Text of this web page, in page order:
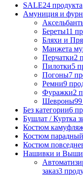
SALE24 продукта
Амуниция и
Береты11
Бляхи и
Манжета
Перчатки2
Пилотки5
Погоны7
Ремни9
Фуражки2
Шевроны
Без категории6
Бушлат / Куртка
Костюм
Костюм
Костюм
Нашивки и
заказ3